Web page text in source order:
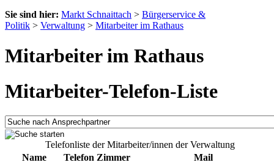
Sie sind hier: Markt Schnaittach > Bürgerservice &
Politik > Verwaltung > Mitarbeiter im Rathaus
Mitarbeiter im Rathaus
Mitarbeiter-Telefon-Liste
Telefonliste der Mitarbeiter/innen der Verwaltung
Name
Telefon Zimmer
Mail